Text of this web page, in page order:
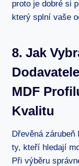
proto je dobré si
který splní vaše
8. Jak
MDF
Kvalitu
Dřevěná zárubeň
ty, kteří hledají
Při výběru